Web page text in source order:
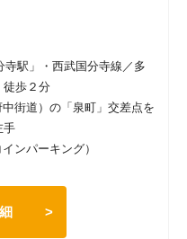
駅」・西武国分寺線／多
徒歩２分
街道）の「泉町」交差点を
手
ンパーキング）